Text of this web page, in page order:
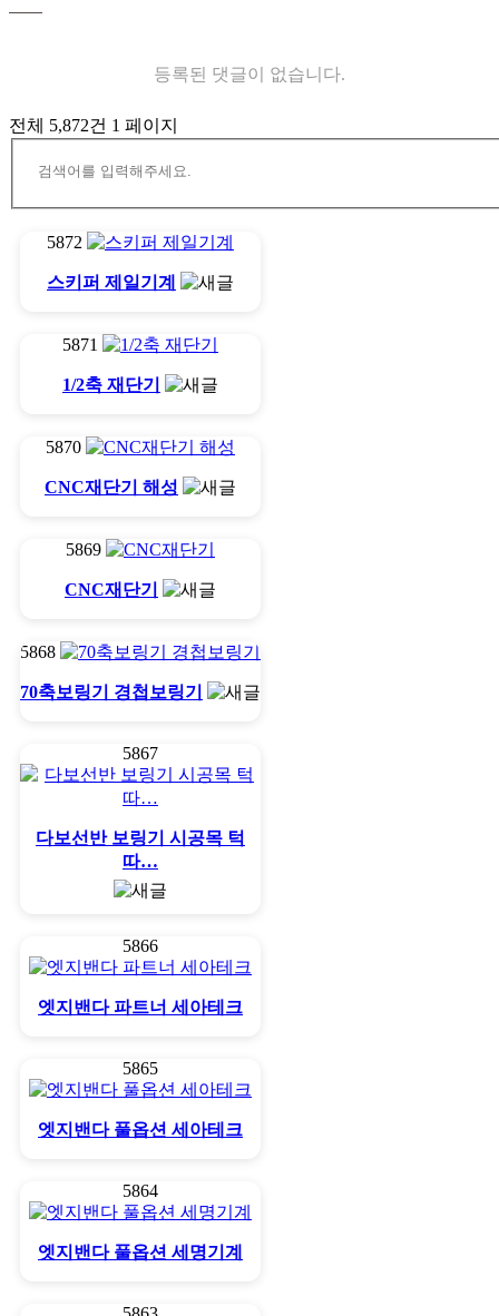
등록된 댓글이 없습니다.
전체 5,872건 1 페이지
5872
스키퍼 제일기계
5871
1/2축 재단기
5870
CNC재단기 해성
5869
CNC재단기
5868
70축보링기 경첩보링기
5867
다보선반 보링기 시공목 턱
따…
5866
엣지밴다 파트너 세아테크
5865
엣지밴다 풀옵션 세아테크
5864
엣지밴다 풀옵션 세명기계